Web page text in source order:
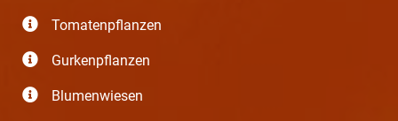
Tomatenpflanzen
Gurkenpflanzen
Blumenwiesen